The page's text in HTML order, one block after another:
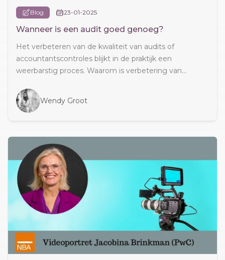
Blog 23-01-2025
Wanneer is een audit goed genoeg?
Het verbeteren van de kwaliteit van audits of
accountantscontroles blijkt in de praktijk een
weerbarstig proces. Waarom is verbetering van...
Wendy Groot